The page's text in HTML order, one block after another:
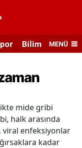
Bilim veMENÜ
mide gribi
halk arasında
viral enfeksiyonlar
kadar